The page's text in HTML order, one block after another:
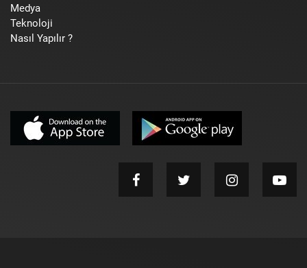
Medya
Teknoloji
Nasıl Yapılır ?